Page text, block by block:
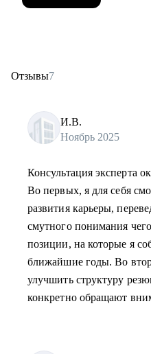
Отзывы7
И.В.
Ноябрь 2025
Консультация эксперта
Во первых, я для себя
развития карьеры,
смутного понимания
позиции, на которые я
ближайшие годы. Во
улучшить структуру
конкретно обращают